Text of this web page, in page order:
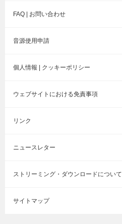
FAQ | お問い合わせ
音源使用申請
個人情報 | クッキーポリシー
ウェブサイトにおける免責事項
リンク
ニュースレター
ストリーミング・ダウンロードについて
サイトマップ